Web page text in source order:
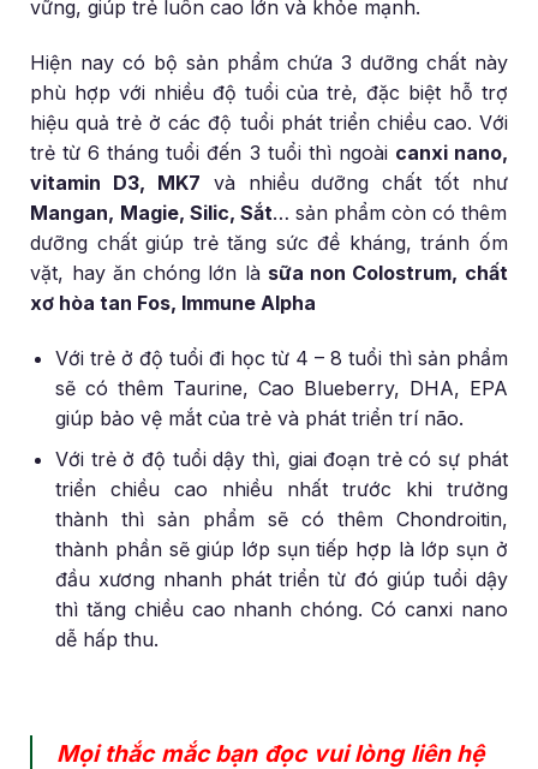
vững, giúp trẻ luôn cao lớn và khỏe mạnh.
Hiện nay có bộ sản phẩm chứa 3 dưỡng chất này
phù hợp với nhiều độ tuổi của trẻ, đặc biệt hỗ trợ
hiệu quả trẻ ở các độ tuổi phát triển chiều cao. Với
trẻ từ 6 tháng tuổi đến 3 tuổi thì ngoài canxi nano,
vitamin D3, MK7 và nhiều dưỡng chất tốt như
Mangan, Magie, Silic, Sắt… sản phẩm còn có thêm
dưỡng chất giúp trẻ tăng sức đề kháng, tránh ốm
vặt, hay ăn chóng lớn là sữa non Colostrum, chất
xơ hòa tan Fos, Immune Alpha
Với trẻ ở độ tuổi đi học từ 4 – 8 tuổi thì sản phẩm
sẽ có thêm Taurine, Cao Blueberry, DHA, EPA
giúp bảo vệ mắt của trẻ và phát triển trí não.
Với trẻ ở độ tuổi dậy thì, giai đoạn trẻ có sự phát
triển chiều cao nhiều nhất trước khi trưởng
thành thì sản phẩm sẽ có thêm Chondroitin,
thành phần sẽ giúp lớp sụn tiếp hợp là lớp sụn ở
đầu xương nhanh phát triển từ đó giúp tuổi dậy
thì tăng chiều cao nhanh chóng. Có canxi nano
dễ hấp thu.
Mọi thắc mắc bạn đọc vui lòng liên hệ